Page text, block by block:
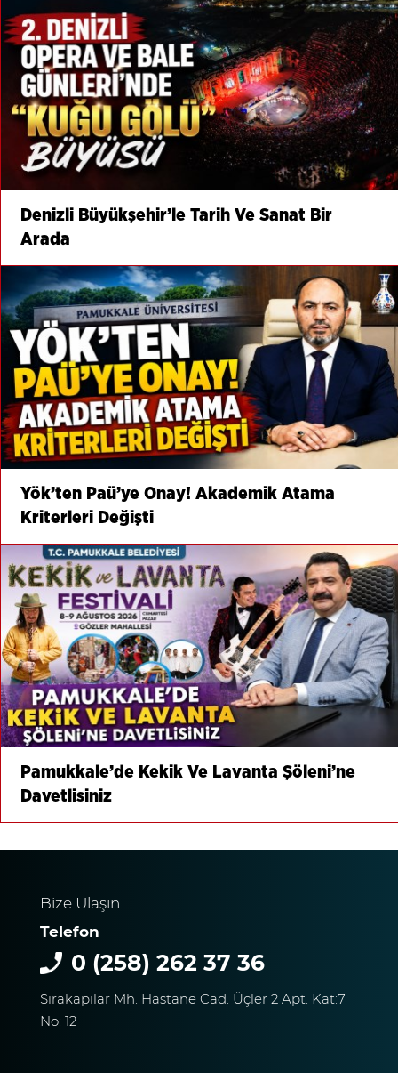
Denizli Büyükşehir’le Tarih Ve Sanat Bir
Arada
Yök’ten Paü’ye Onay! Akademik Atama
Kriterleri Değişti
Pamukkale’de Kekik Ve Lavanta Şöleni’ne
Davetlisiniz
Bize Ulaşın
Telefon
0 (258) 262 37 36
Sırakapılar Mh. Hastane Cad. Üçler 2 Apt. Kat:7
No: 12